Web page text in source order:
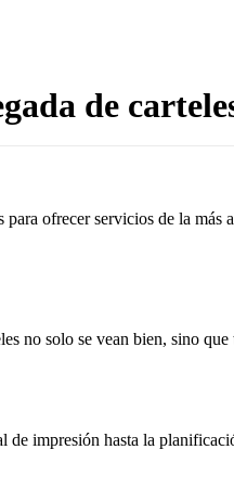
de
ofrecer servicios de la
no solo se vean bien, sino
impresión hasta la